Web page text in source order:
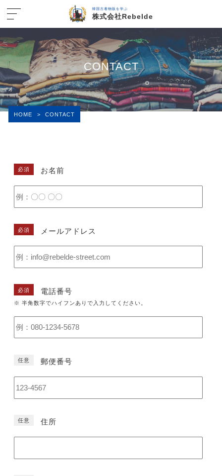
韓国古着物販を学ぶ
株式会社Rebelde
CONTACT
HOME > CONTACT
必須 お名前
必須 メールアドレス
必須 電話番号
※ 半角数字でハイフンありで入力してください。
任意 郵便番号
任意 住所